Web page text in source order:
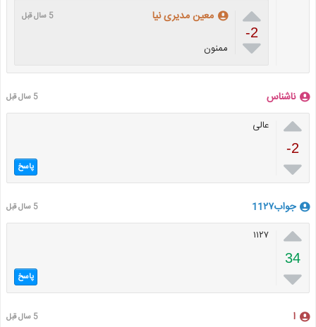

-2

معین مدیری نیا 5 سال قبل
ممنون
ناشناس 5 سال قبل

-2

عالی
پاسخ
جواب11۲۷ 5 سال قبل

34

۱۱۲۷
پاسخ
ا 5 سال قبل